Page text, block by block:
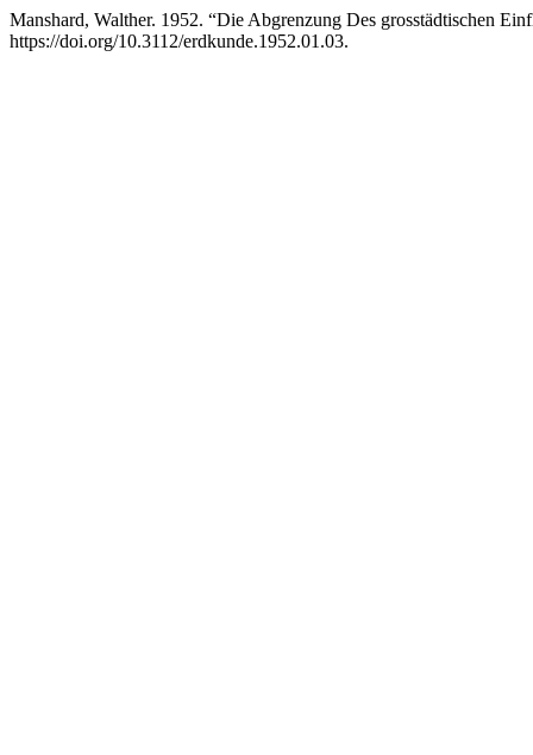
Manshard, Walther. 1952. “Die Abgrenzung Des grosstädtischen
https://doi.org/10.3112/erdkunde.1952.01.03.